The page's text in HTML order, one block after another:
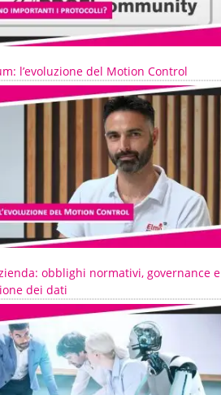
l’evoluzione del Motion Control
obblighi normativi, governance e
dei dati